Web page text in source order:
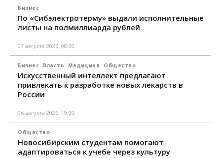
Бизнес
По «Сибэлектротерму» выдали исполнительные
листы на полмиллиарда рублей
07 августа 2026, 08:00
Бизнес Власть Медицина Общество
Искусственный интеллект предлагают
привлекать к разработке новых лекарств в
России
06 августа 2026, 19:00
Общество
Новосибирским студентам помогают
адаптироваться к учебе через культуру